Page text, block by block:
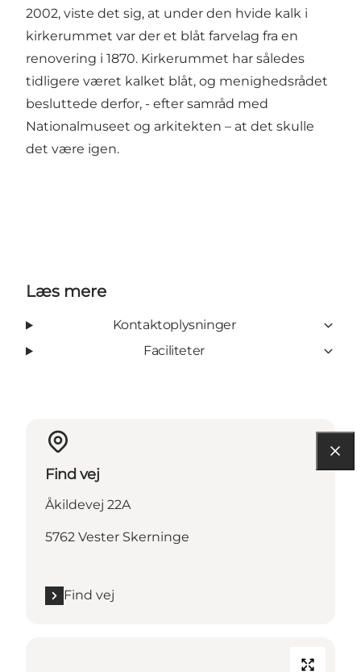
2002, viste det sig, at under den hvide kalk i
kirkerummet var der et blåt farvelag fra en
renovering i 1870. Kirkerummet har således
tidligere været kalket blåt, og menighedsrådet
besluttede derfor, - efter samråd med
Nationalmuseet og arkitekten – at det skulle
det være igen.
Læs mere
Kontaktoplysninger
Faciliteter
Find vej
Åkildevej 22A
5762 Vester Skerninge
Find vej